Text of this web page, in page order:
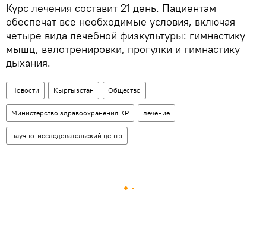
Курс лечения составит 21 день. Пациентам
обеспечат все необходимые условия, включая
четыре вида лечебной физкультуры: гимнастику
мышц, велотренировки, прогулки и гимнастику
дыхания.
Новости Кыргызстан Общество
Министерство здравоохранения КР лечение
научно-исследовательский центр